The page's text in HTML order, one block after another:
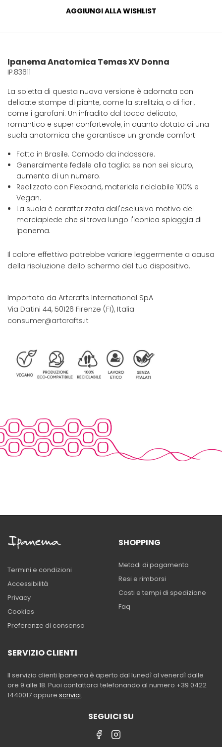
AGGIUNGI ALLA WISHLIST
Ipanema Anatomica Temas XV Donna
IP.83611
La soletta di questa nuova versione è adornata con
delicate stampe di piante, come la strelitzia, o di fiori,
come i garofani. Un infradito dal tocco delicato,
romantico e super confortevole, in quanto dotato di una
suola anatomica che garantisce un grande comfort!
Fatto in Brasile. Comodo da indossare.
Generalmente fedele alla taglia: se non sei sicuro,
aumenta di un numero.
Realizzato con Flexpand, materiale riciclabile 100% e
Vegan.
La suola è caratterizzata dall'esclusivo motivo del
marciapiede che si trova lungo l'iconica spiaggia di
Ipanema.
Il colore effettivo potrebbe variare leggermente a causa
della risoluzione dello schermo del tuo dispositivo.
Importato da Artcrafts International SpA
Via Datini 44, 50126 Firenze (FI), Italia
consumer@artcrafts.it
Termini e condizioni
Accessibilità
Privacy
Cookies
Preferenze di consenso
SHOPPING
Metodi di pagamento
Resi e rimborsi
Costi e tempi di spedizione
Faq
SERVIZIO CLIENTI
Il servizio clienti Ipanema è aperto dal lunedì al venerdì dalle
ore 9 alle 18. Puoi contattarci telefonando al numero +39 0422
1440017 oppure scrivici.
SEGUICI SU